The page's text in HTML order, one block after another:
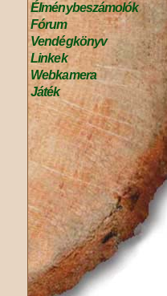
Élménybeszámolók
Fórum
Vendégkönyv
Linkek
Webkamera
Játék